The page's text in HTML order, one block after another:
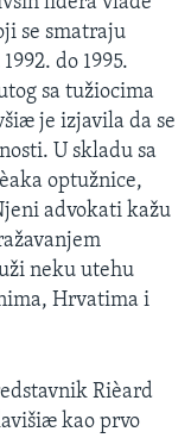
se smatraju
do 1995.
sa tužiocima
je izjavila da se
U skladu sa
optužnice,
advokati kažu
neku utehu
Hrvatima i
Rièard
kao prvo